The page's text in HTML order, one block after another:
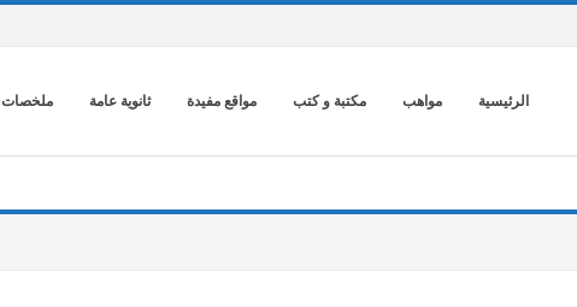
الرئيسية مواهب مكتبة و كتب مواقع مفيدة ثانوية عامة